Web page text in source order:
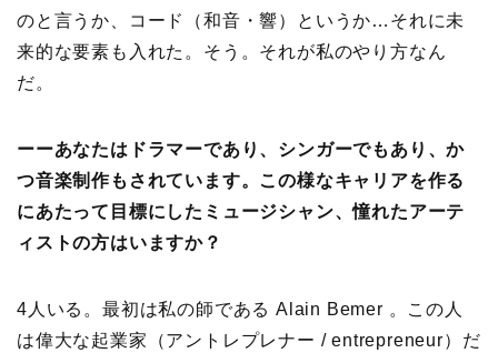
のと言うか、コード（和音・響）というか…それに未
来的な要素も入れた。そう。それが私のやり方なん
だ。
ーーあなたはドラマーであり、シンガーでもあり、か
つ音楽制作もされています。この様なキャリアを作る
にあたって目標にしたミュージシャン、憧れたアーテ
ィストの方はいますか？
4人いる。最初は私の師である Alain Bemer 。この人
は偉大な起業家（アントレプレナー / entrepreneur）だ